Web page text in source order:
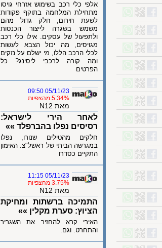
אלפי כלי רכב בשימוש אזרחי גויסו
מתחילת המלחמה בתוקף פקודות
לשעת חירום, חלק גדול מהם
משמש בשגרה לייצור הכנסות
ולתפעול של עסקים. אילו כלי רכב
מגויסים, מה יכול הצבא לעשות
לכלי הרכב הללו, מי ישלם על נזקים
ומה קורה לרכבי ליסינג? כל
הפרטים
05/11/23 09:50
5.34% מהצפיות
מאת N12
לאחר הירי לישראל:
רסיסים נפלו בהברפלד »»
חלקים מהטילים שנורו, נפלו
במגרשה הביתי של ראשל"צ. האימון
התקיים כסדרו
05/11/23 11:15
3.75% מהצפיות
מאת N12
התמיכה ברשתות ומחיקת
הציוץ: סערת מקלין »»
האירי קרא להחזיר את השגריר
והתחרט. וגם: